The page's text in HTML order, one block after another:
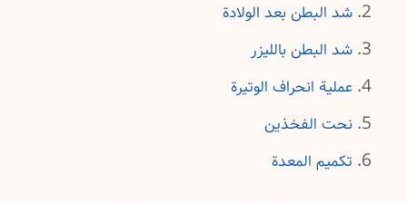
شد البطن بعد الولادة
شد البطن بالليزر
عملية انحراف الوتيرة
نحت الفخذين
تكميم المعدة